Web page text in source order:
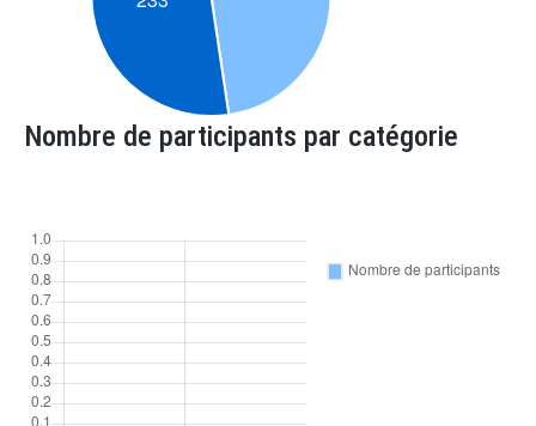
Nombre de participants par catégorie